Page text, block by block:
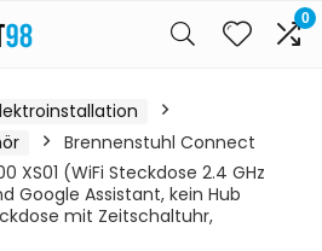
0
Brennenstuhl Connect
XS01 (WiFi Steckdose 2.4 GHz
Google Assistant, kein Hub
mit Zeitschaltuhr,